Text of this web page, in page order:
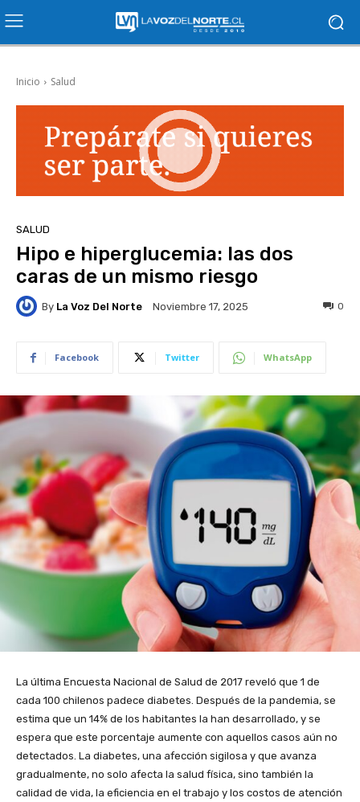
Inicio Salud
SALUD
Hipo e hiperglucemia: las dos
caras de un mismo riesgo
By La Voz Del Norte Noviembre 17, 2025 0
Facebook Twitter WhatsApp
La última Encuesta Nacional de Salud de 2017 reveló que 1 de
cada 100 chilenos padece diabetes. Después de la pandemia, se
estima que un 14% de los habitantes la han desarrollado, y se
espera que este porcentaje aumente con aquellos casos aún no
detectados. La diabetes, una afección sigilosa y que avanza
gradualmente, no solo afecta la salud física, sino también la
calidad de vida, la eficiencia en el trabajo y los costos de atención